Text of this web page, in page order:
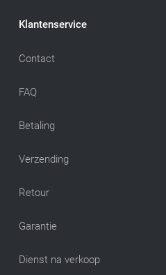
Klantenservice
Contact
FAQ
Betaling
Verzending
Retour
Garantie
Dienst na verkoop